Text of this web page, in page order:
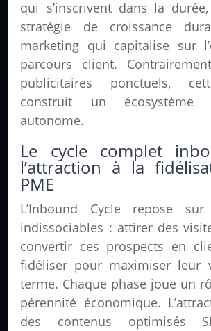
qui s’inscrivent dans la
stratégie de croissance
marketing qui capitalise sur
parcours client.
publicitaires ponctuels,
construit un écosystème
autonome.
Le cycle complet
l’attraction à la
PME
L’Inbound Cycle repose
indissociables : attirer des
convertir ces prospects en
fidéliser pour maximiser leur
terme. Chaque phase joue un
pérennité économique.
des contenus optimisés